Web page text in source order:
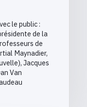
le public :
de la
de
Maynadier,
Jacques
Van